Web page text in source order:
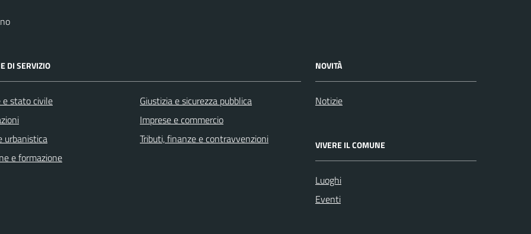
DI SERVIZIO
e stato civile
urbanistica
e formazione
Giustizia e sicurezza pubblica
Imprese e commercio
Tributi, finanze e contravvenzioni
NOVITÀ
Notizie
VIVERE IL COMUNE
Luoghi
Eventi